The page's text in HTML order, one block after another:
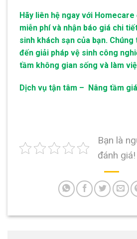
Hãy liên hệ ngay với
miễn phí và nhận báo giá chi
sinh khách sạn của bạn.
đến giải pháp vệ sinh công
tầm không gian sống và làm
Dịch vụ tận tâm – Nâng tầm
Bạn là
đánh giá!